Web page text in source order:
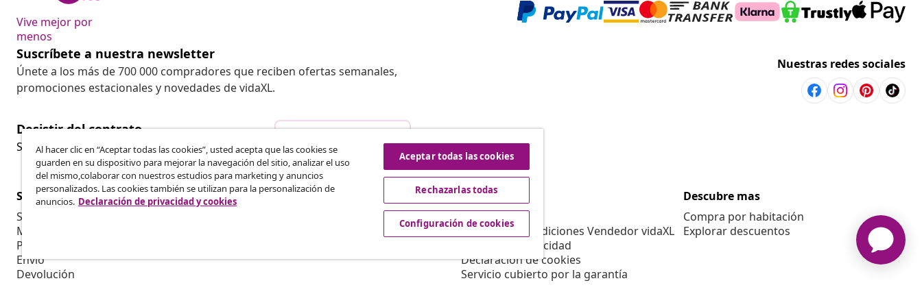
Vive mejor por
menos
Suscríbete a nuestra newsletter
Únete a los más de 700 000 compradores que reciben ofertas semanales,
promociones estacionales y novedades de vidaXL.
Nuestras redes sociales
Desistir del contrato
Solicita la cancelación de tu pedido.
Servicio al Cliente
Seguimiento del pedido
Mi cuenta
Pago
Envío
Devolución
Empresas
vidaXL
Sobre vidaXL
Términos y Condiciones Vendedor vidaXL
Política de privacidad
Declaración de cookies
Servicio cubierto por la garantía
Descubre mas
Compra por habitación
Explorar descuentos
Al hacer clic en “Aceptar todas las cookies”, usted acepta que las cookies se
guarden en su dispositivo para mejorar la navegación del sitio, analizar el uso
del mismo,colaborar con nuestros estudios para marketing y anuncios
personalizados. Las cookies también se utilizan para la personalización de
anuncios. Declaración de privacidad y cookies
Aceptar todas las cookies
Rechazarlas todas
Configuración de cookies